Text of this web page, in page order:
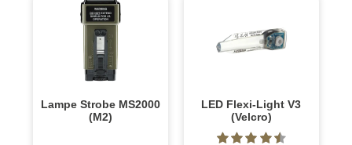
Lampe Strobe MS2000
(M2)
LED Flexi-Light V3
(Velcro)